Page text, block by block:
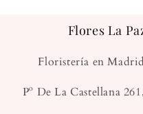
Flores La
Floristería en
Pº De La Castellana